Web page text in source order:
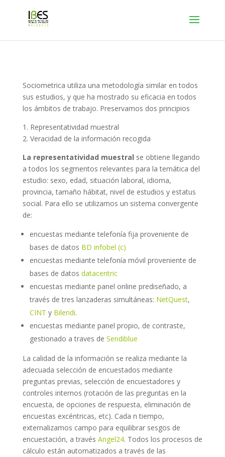
Sociometrica utiliza una metodología similar en todos
sus estudios, y que ha mostrado su eficacia en todos
los ámbitos de trabajo. Preservamos dos principios
1. Representatividad muestral
2. Veracidad de la información recogida
La representatividad muestral se obtiene llegando
a todos los segmentos relevantes para la temática del
estudio: sexo, edad, situación laboral, idioma,
provincia, tamaño hábitat, nivel de estudios y estatus
social. Para ello se utilizamos un sistema convergente
de:
encuestas mediante telefonía fija proveniente de
bases de datos BD infobel (c)
encuestas mediante telefonía móvil proveniente de
bases de datos datacentric
encuestas mediante panel online prediseñado, a
través de tres lanzaderas simultáneas: NetQuest,
CINT y Bilendi.
encuestas mediante panel propio, de contraste,
gestionado a traves de Sendiblue
La calidad de la información se realiza mediante la
adecuada selección de encuestados mediante
preguntas previas, selección de encuestadores y
controles internos (rotación de las preguntas en la
encuesta, de opciones de respuesta, eliminación de
encuestas excéntricas, etc). Cada n tiempo,
externalizamos campo para equilibrar sesgos de
encuestación, a través Angel24. Todos los procesos de
cálculo están automatizados a través de las